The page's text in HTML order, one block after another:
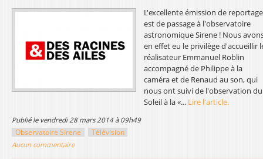
L'excellente émission de
est de passage à l'observatoire
astronomique Sirene ! Nous
en effet eu le privilège d'accueillir
réalisateur Emmanuel Roblin
accompagné de Philippe à la
caméra et de Renaud au son, qui
nous ont suivi de l'observation du
Soleil à la «... Lire l'article.
publié le vendredi 28 mars 2014 à 09h49
Observatoire Sirene
Télévision
Aucun commentaire
i
p
a
l